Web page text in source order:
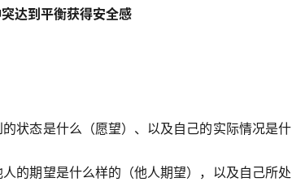
达到平衡获得安全感
状态是什么（愿望）、以及自己的实际情况是什
的期望是什么样的（他人期望），以及自己所处